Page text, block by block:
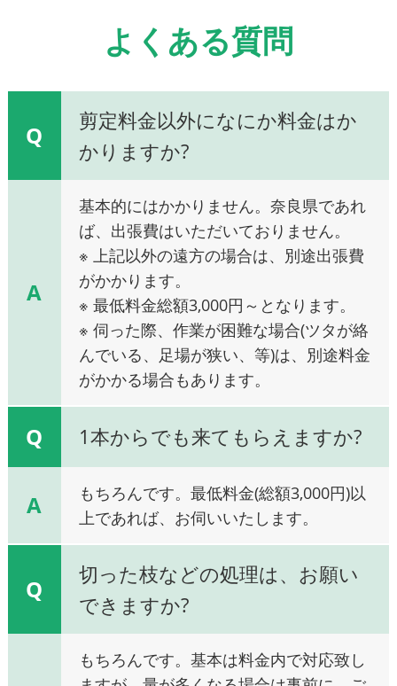
よくある質問
Q
剪定料金以外になにか料金はか
かりますか?
A
基本的にはかかりません。奈良県であれ
ば、出張費はいただいておりません。
※ 上記以外の遠方の場合は、別途出張費
がかかります。
※ 最低料金総額3,000円～となります。
※ 伺った際、作業が困難な場合(ツタが絡
んでいる、足場が狭い、等)は、別途料金
がかかる場合もあります。
Q 1本からでも来てもらえますか?
A
もちろんです。最低料金(総額3,000円)以
上であれば、お伺いいたします。
Q
切った枝などの処理は、お願い
できますか?
もちろんです。基本は料金内で対応致し